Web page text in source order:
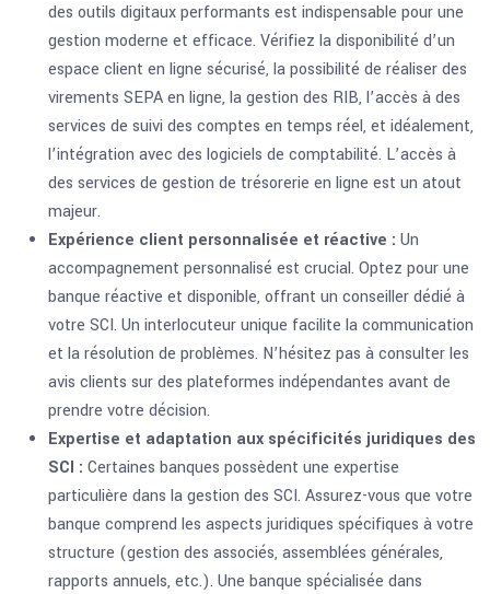
des outils digitaux performants est indispensable pour une
gestion moderne et efficace. Vérifiez la disponibilité d’un
espace client en ligne sécurisé, la possibilité de réaliser des
virements SEPA en ligne, la gestion des RIB, l’accès à des
services de suivi des comptes en temps réel, et idéalement,
l’intégration avec des logiciels de comptabilité. L’accès à
des services de gestion de trésorerie en ligne est un atout
majeur.
Expérience client personnalisée et réactive : Un
accompagnement personnalisé est crucial. Optez pour une
banque réactive et disponible, offrant un conseiller dédié à
votre SCI. Un interlocuteur unique facilite la communication
et la résolution de problèmes. N’hésitez pas à consulter les
avis clients sur des plateformes indépendantes avant de
prendre votre décision.
Expertise et adaptation aux spécificités juridiques des
SCI : Certaines banques possèdent une expertise
particulière dans la gestion des SCI. Assurez-vous que votre
banque comprend les aspects juridiques spécifiques à votre
structure (gestion des associés, assemblées générales,
rapports annuels, etc.). Une banque spécialisée dans